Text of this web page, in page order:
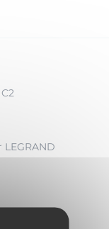
LEGRAND